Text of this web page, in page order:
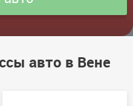
авто в Вене